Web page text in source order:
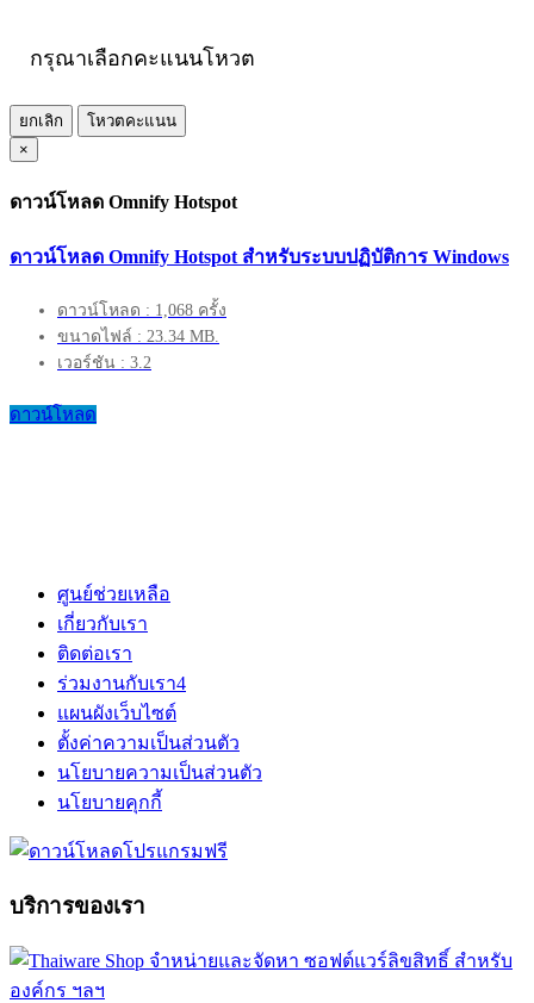
กรุณาเลือกคะแนนโหวต
ยกเลิก
โหวตคะแนน
×
ดาวน์โหลด Omnify Hotspot
ดาวน์โหลด Omnify Hotspot สำหรับระบบปฏิบัติการ Windows
ดาวน์โหลด : 1,068 ครั้ง
ขนาดไฟล์ : 23.34 MB.
เวอร์ชัน : 3.2
ดาวน์โหลด
ศูนย์ช่วยเหลือ
เกี่ยวกับเรา
ติดต่อเรา
ร่วมงานกับเรา4
แผนผังเว็บไซต์
ตั้งค่าความเป็นส่วนตัว
นโยบายความเป็นส่วนตัว
นโยบายคุกกี้
บริการของเรา